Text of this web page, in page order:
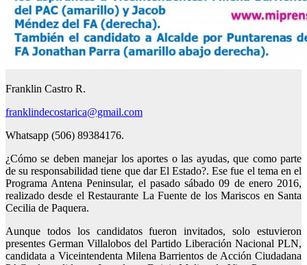
Franklin Castro R.
franklindecostarica@gmail.com
Whatsapp (506) 89384176.
¿Cómo se deben manejar los aportes o las ayudas, que como parte
de su responsabilidad tiene que dar El Estado?. Ese fue el tema en el
Programa Antena Peninsular, el pasado sábado 09 de enero 2016,
realizado desde el Restaurante La Fuente de los Mariscos en Santa
Cecilia de Paquera.
Aunque todos los candidatos fueron invitados, solo estuvieron
presentes German Villalobos del Partido Liberación Nacional PLN,
candidata a Viceintendenta Milena Barrientos de Acción Ciudadana